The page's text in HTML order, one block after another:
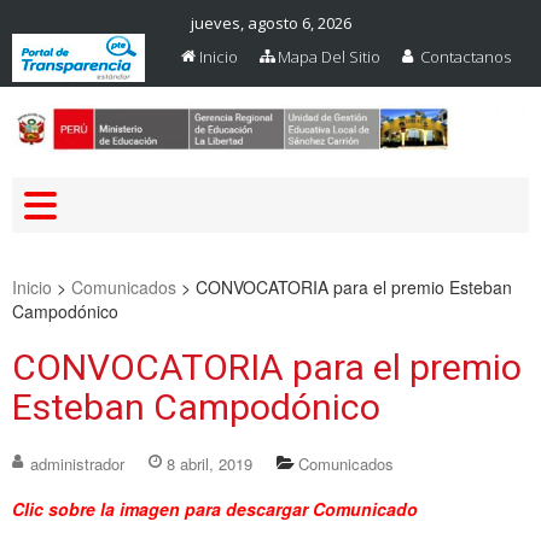
jueves, agosto 6, 2026
Inicio
Mapa Del Sitio Contactanos
Inicio > Comunicados > CONVOCATORIA para el premio Esteban
Campodónico
CONVOCATORIA para el premio
Esteban Campodónico
administrador 8 abril, 2019 Comunicados
Clic sobre la imagen para descargar Comunicado